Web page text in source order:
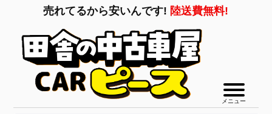
売れてるから安いんです! 陸送費無料!
メニュー